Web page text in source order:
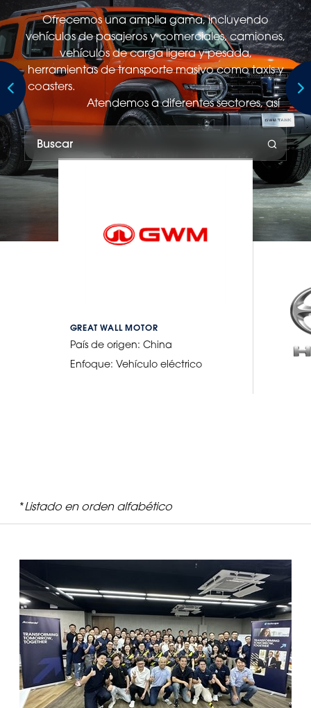
Ofrecemos una amplia gama, incluyendo
vehículos de pasajeros y comerciales, camiones,
vehículos de carga ligera y pesada,
herramientas de transporte masivo como taxis y
coasters.
Atendemos a diferentes sectores, así
como a millones de pasajeros y clientes
comerciales, conectados con la vida de cada
ciudadano en Hong Kong y Macao.
Subaru Australia is the exclusive Australian importer and
distributor of Subaru vehicles manufactured by Subaru
Corporation.
GREAT WALL MOTOR
País de origen: China
Enfoque: Vehículo eléctrico
*Listado en orden alfabético